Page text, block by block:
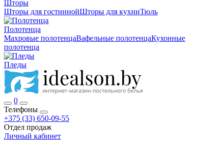
Шторы
Шторы для гостиннойШторы для кухниТюль
Полотенца
Махровые полотенцаВафельные полотенцаКухонные
полотенца
Пледы
0
Телефоны
+375 (33) 650-09-55
Отдел продаж
Личный кабинет